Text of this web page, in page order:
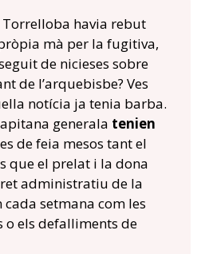
havia rebut
mà per la fugitiva,
de nicieses sobre
de l’arquebisbe? Ves
notícia ja tenia barba.
generala tenien
de feia mesos tant el
que el prelat i la dona
administratiu de la
setmana com les
o els defalliments de